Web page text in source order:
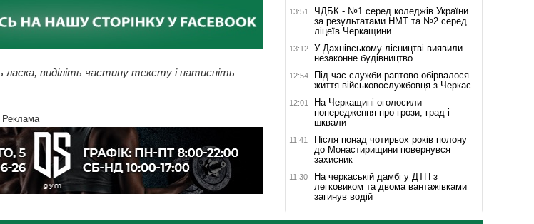
виділіть частину тексту і натисніть
Реклама
13:51
ЧДБК - №1 серед коледжів України
за результатами НМТ та №2 серед
ліцеїв Черкащини
13:12
У Дахнівському лісництві виявили
незаконне будівництво
12:54
Під час служби раптово обірвалося
життя військовослужбовця з Черкас
12:01
На Черкащині оголосили
попередження про грози, град і
шквали
11:41
Після понад чотирьох років полону
до Монастирищини повернувся
захисник
11:30
На черкаській дамбі у ДТП з
легковиком та двома вантажівками
загинув водій